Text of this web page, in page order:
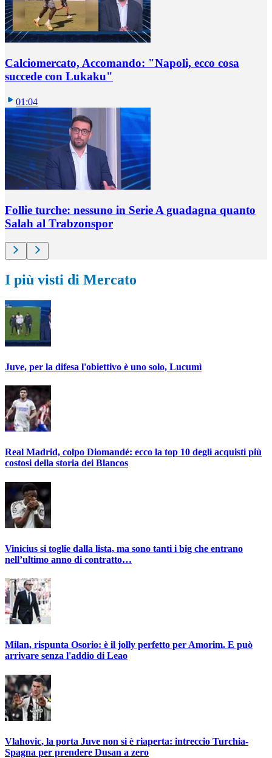
Calciomercato, Accomando: "Napoli, ecco cosa
succede con Lukaku"
01:04
Follie turche: nessuno in Serie A guadagna quanto
Salah al Trabzonspor
I più visti di Mercato
Juve, per la difesa l'obiettivo è uno solo, Lucumì
Real Madrid, colpo Diomandé: ecco la top 10 degli acquisti più
costosi della storia dei Blancos
Vinicius si toglie dalla lista, ma sono tanti i big che entrano
nell’ultimo anno di contratto…
Milan, rispunta Osorio: è il jolly perfetto per Amorim. E può
arrivare senza l'addio di Leao
Vlahovic, la porta Juve non si è riaperta: intreccio Turchia-
Spagna per prendere Dusan a zero